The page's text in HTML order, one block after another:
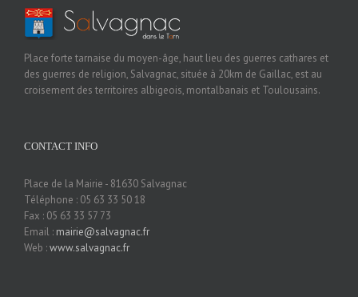
Place forte tarnaise du moyen-âge, haut lieu des guerres cathares et
des guerres de religion, Salvagnac, située à 20km de Gaillac, est au
croisement des territoires albigeois, montalbanais et Toulousains.
CONTACT INFO
Place de la Mairie - 81630 Salvagnac
Téléphone : 05 63 33 50 18
Fax : 05 63 33 57 73
Email : mairie@salvagnac.fr
Web :www.salvagnac.fr